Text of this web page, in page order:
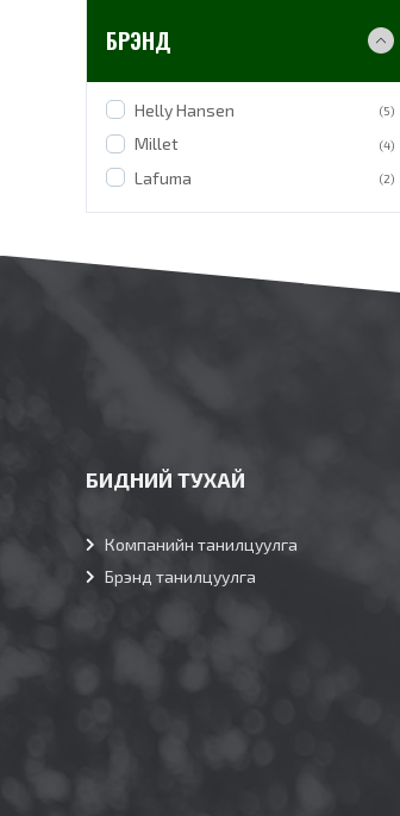
БРЭНД
Helly Hansen (5)
Millet (4)
Lafuma (2)
БИДНИЙ ТУХАЙ
Компанийн танилцуулга
Брэнд танилцуулга